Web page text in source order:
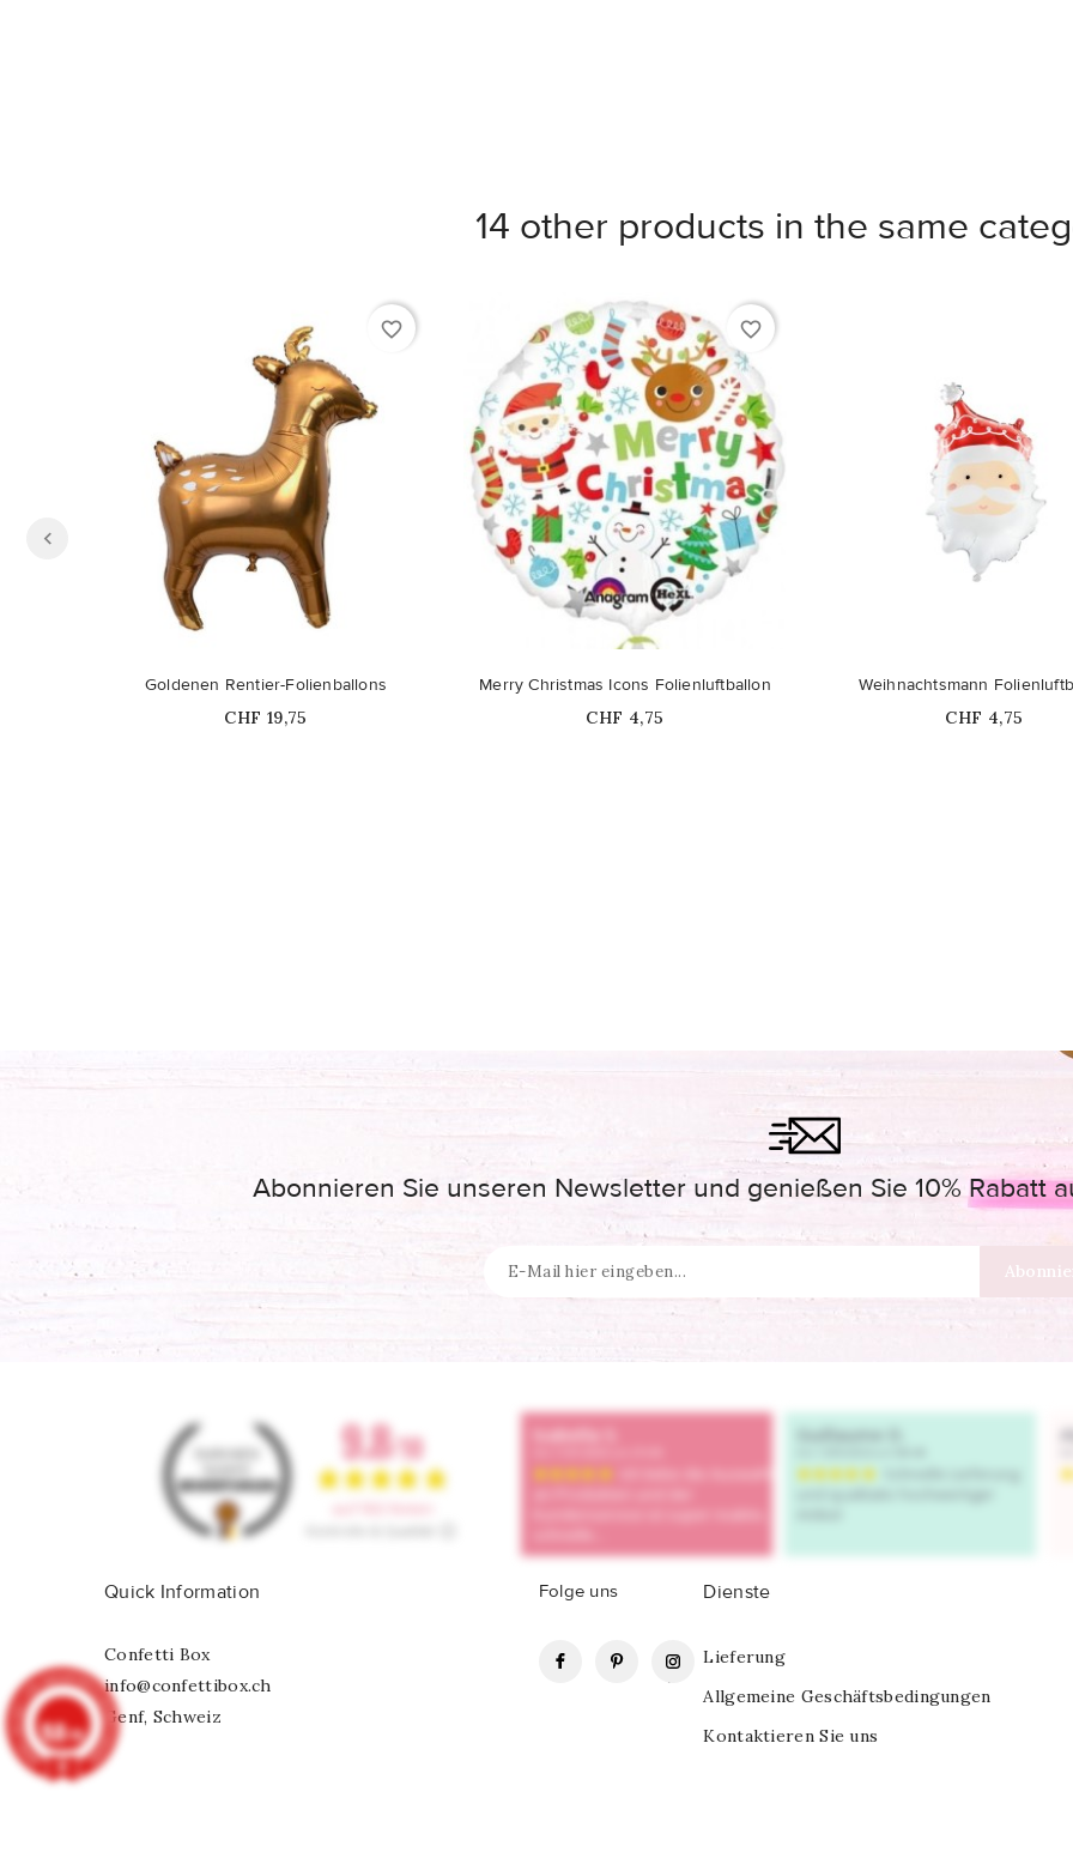
14 other products in the same
favorite_border
Goldenen Rentier-Folienballons
Price
CHF 19,75
Nicht auf Lager
favorite_border
Merry Christmas Icons Folienluftballon
Price
CHF 4,75
Weihnachtsmann
Price
CHF 4,75
Abonnieren Sie unseren Newsletter und genießen Sie 10% Rabatt
Quick Information
Confetti Box
info@confettibox.ch
Genf, Schweiz
Folge uns
FacebookPinterestInstagram
Dienste
Lieferung
Allgemeine Geschäftsbedingungen
Kontaktieren Sie uns
9.8/10
902 Noten